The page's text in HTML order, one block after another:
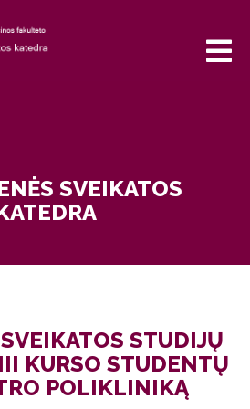
SVEIKATOS
STUDIJŲ
KURSO STUDENTŲ
POLIKLINIKĄ